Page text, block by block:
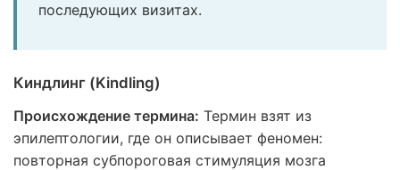
последующих визитах.
Киндлинг (Kindling)
Происхождение термина: Термин взят из
эпилептологии, где он описывает феномен:
повторная субпороговая стимуляция мозга